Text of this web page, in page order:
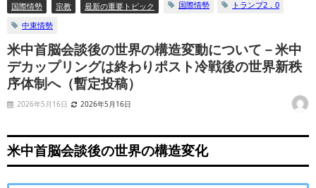
国際情勢 宗教 最新の重要トピック 国際情勢
トランプ2．0
中東情勢
米中首脳会談後の世界の構造変動について－米中
デカップリングは終わりポスト冷戦後の世界新秩
序体制へ（暫定投稿）
2026年5月16日 2026年5月16日
米中首脳会談後の世界の構造変化